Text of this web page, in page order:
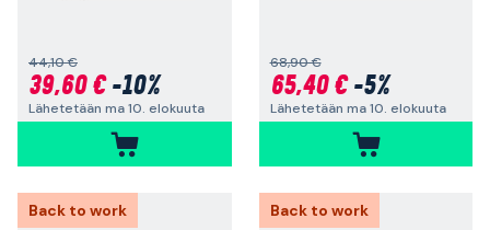
44,10 €
39,60 €-10%
Lähetetään ma 10. elokuuta
68,90 €
65,40 €-5%
Lähetetään ma 10. elokuuta
Back to work
Back to work